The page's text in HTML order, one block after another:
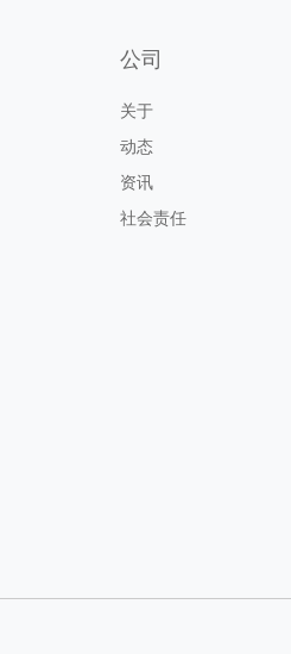
公司
关于
动态
资讯
社会责任